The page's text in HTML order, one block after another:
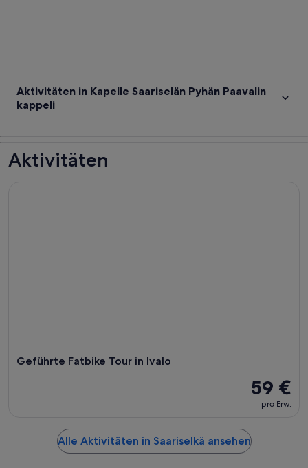
Aktivitäten in Kapelle Saariselän Pyhän Paavalin
kappeli
Aktivitäten
Geführte Fatbike Tour in Ivalo
59 €
pro Erw.
Alle Aktivitäten in Saariselkä ansehen